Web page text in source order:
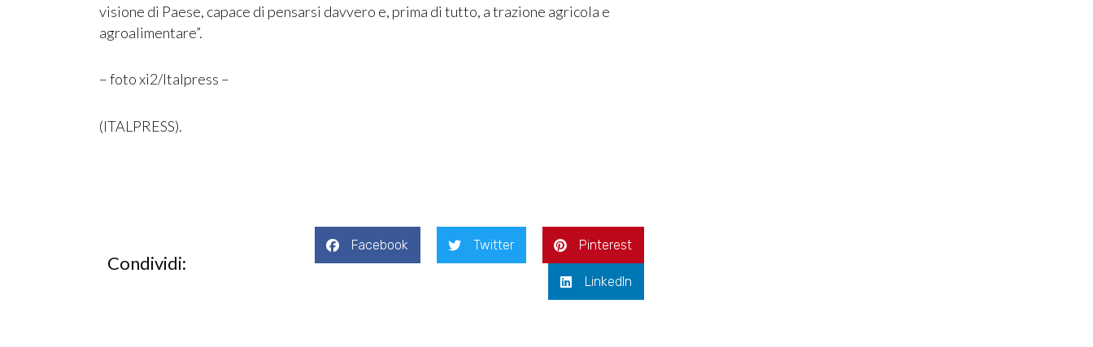
visione di Paese, capace di pensarsi davvero e, prima di tutto, a trazione agricola e
agroalimentare”.
– foto xi2/Italpress –
(ITALPRESS).
Condividi:
Facebook Twitter Pinterest
LinkedIn